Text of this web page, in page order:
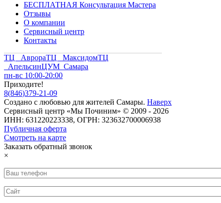
БЕСПЛАТНАЯ Консультация Мастера
Отзывы
О компании
Сервисный центр
Контакты
ТЦ АврораТЦ МаксидомТЦ
АпельсинЦУМ Самара
пн-вс 10:00-20:00
Приходите!
8(846)379-21-09
Создано с любовью для жителей Самары. Наверх
Сервисный центр «Мы Починим» © 2009 - 2026
ИНН: 631220223338, ОГРН: 323632700006938
Публичная оферта
Смотреть на карте
Заказать обратный звонок
×